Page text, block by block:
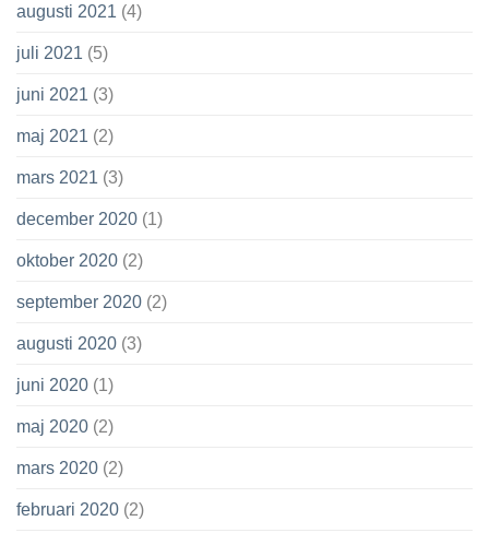
augusti 2021 (4)
juli 2021 (5)
juni 2021 (3)
maj 2021 (2)
mars 2021 (3)
december 2020 (1)
oktober 2020 (2)
september 2020 (2)
augusti 2020 (3)
juni 2020 (1)
maj 2020 (2)
mars 2020 (2)
februari 2020 (2)